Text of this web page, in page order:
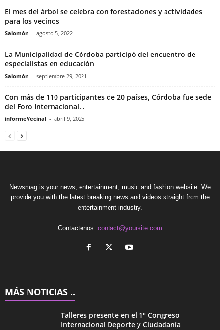
El mes del árbol se celebra con forestaciones y actividades
para los vecinos
Salomón - agosto 5, 2022
La Municipalidad de Córdoba participó del encuentro de
especialistas en educación
Salomón - septiembre 29, 2021
Con más de 110 participantes de 20 países, Córdoba fue sede
del Foro Internacional...
informeVecinal - abril 9, 2025
Newsmag is your news, entertainment, music and fashion website. We
provide you with the latest breaking news and videos straight from the
entertainment industry.
Contactenos: contact@yoursite.com
MÁS NOTICIAS ..
Talleres presente en el 1° Congreso
Internacional Deporte y Ciudadanía